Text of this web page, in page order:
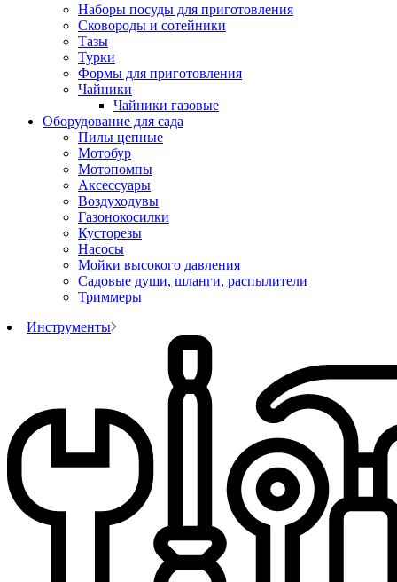
Наборы посуды для приготовления
Сковороды и сотейники
Тазы
Турки
Формы для приготовления
Чайники
Чайники газовые
Оборудование для сада
Пилы цепные
Мотобур
Мотопомпы
Аксессуары
Воздуходувы
Газонокосилки
Кусторезы
Насосы
Мойки высокого давления
Садовые души, шланги, распылители
Триммеры
Инструменты